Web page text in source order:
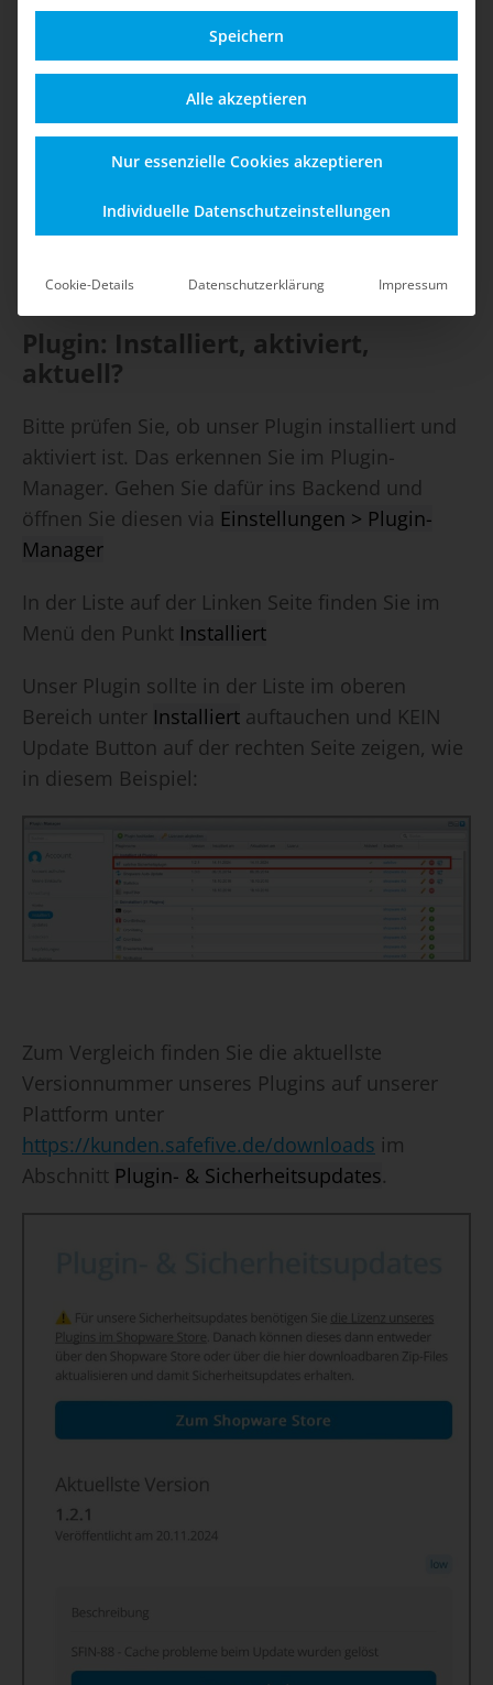
uns gerne eine E-Mail.
Eine hilfreiche Checkliste zur sicheren
Durchführung von Updates – inklusive
technischer Hinweise und empfohlener
Vorgehensweise – finden Sie zudem in unserem
Download).
Plugin: Installiert, aktiviert,
aktuell?
Bitte prüfen Sie, ob unser Plugin installiert und
aktiviert ist. Das erkennen Sie im Plugin-
Manager. Gehen Sie dafür ins Backend und
öffnen Sie diesen via Einstellungen > Plugin-
Manager
In der Liste auf der Linken Seite finden Sie im
Menü den Punkt Installiert
Unser Plugin sollte in der Liste im oberen
Bereich unter Installiert auftauchen und KEIN
Update Button auf der rechten Seite zeigen, wie
in diesem Beispiel:
Zum Vergleich finden Sie die aktuellste
Versionnummer unseres Plugins auf unserer
Plattform unter
https://kunden.safefive.de/downloads im
Abschnitt Plugin- & Sicherheitsupdates.
Speichern
Alle akzeptieren
Nur essenzielle Cookies akzeptieren
Individuelle Datenschutzeinstellungen
Cookie-Details Datenschutzerklärung Impressum